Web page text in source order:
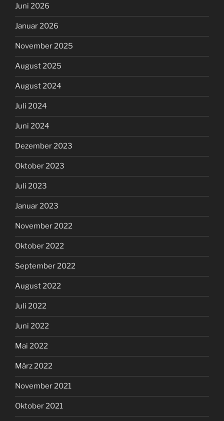
Juni 2026
Januar 2026
November 2025
August 2025
August 2024
Juli 2024
Juni 2024
Dezember 2023
Oktober 2023
Juli 2023
Januar 2023
November 2022
Oktober 2022
September 2022
August 2022
Juli 2022
Juni 2022
Mai 2022
März 2022
November 2021
Oktober 2021